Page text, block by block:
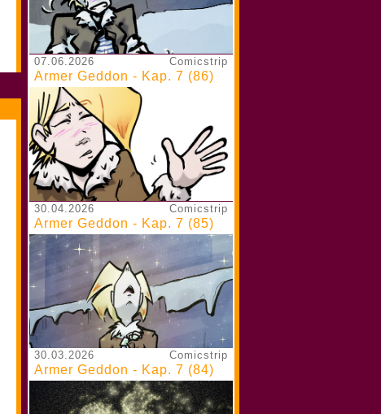
07.06.2026 Comicstrip
Armer Geddon - Kap. 7 (86)
30.04.2026 Comicstrip
Armer Geddon - Kap. 7 (85)
30.03.2026 Comicstrip
Armer Geddon - Kap. 7 (84)